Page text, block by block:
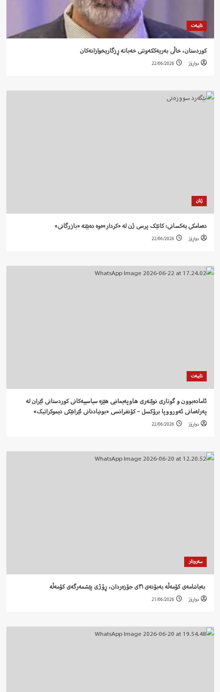
تایبەت
کوردستان، خاڵی بەریەککەوتنی خەباتە ڕزگاریخوازانەکان
دواڕۆژ 22/06/2026
ژنان
دەمامکی یەکسانی: کاتێک پرسی ژن لە «کردار»ەوە دەبێتە «بازرگانی»
دواڕۆژ 22/06/2026
تایبەت
ئامادەبوون و گوتاری نوێنەری هاوپەیمانیی هێزە سیاسییەکانی کوردستانی ئێران لە
پەرلەمانی ئەورووپا برۆکسل – کۆنفرانسی «بونیادنانی ئێرانێکی دیموکراتیک»
دواڕۆژ 22/06/2026
سەروتار
‍ بەیاننامەی کۆمەڵە بەبۆنەی ٣١ی جۆزەردان، ڕۆژی پێشمەرگەی کۆمەڵە
دواڕۆژ 21/06/2026